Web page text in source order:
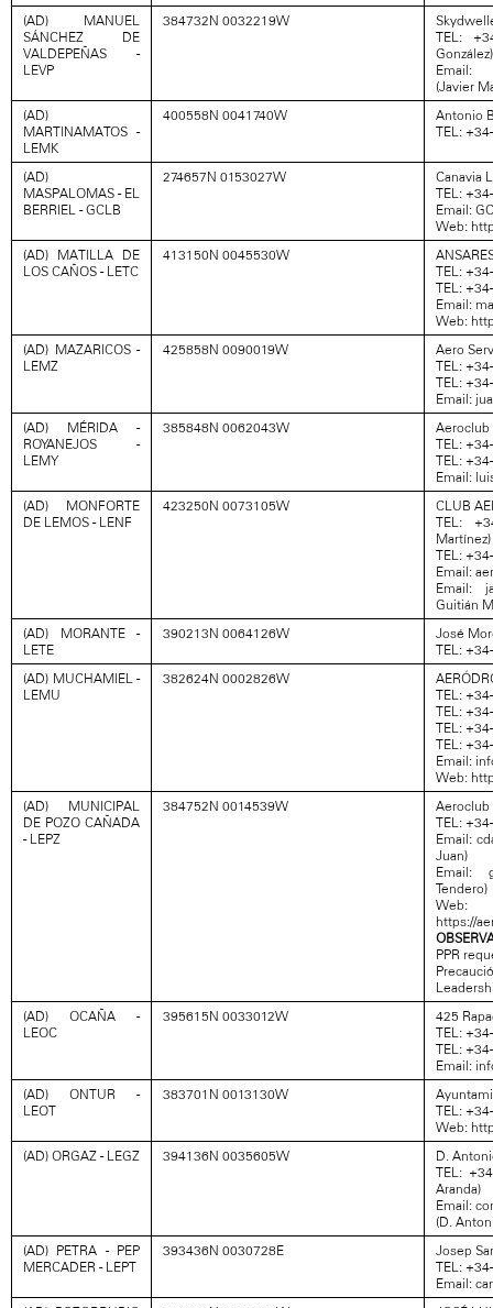
(AD) MANUEL
SÁNCHEZ DE
VALDEPEÑAS -
LEVP
384732N 0032219W
TEL:
González)
Email:
(Javier
(AD)
MARTINAMATOS -
LEMK
400558N 0041740W
Antonio
TEL:
(AD)
MASPALOMAS - EL
BERRIEL - GCLB
274657N 0153027W
Canavia
TEL:
Email:
Web:
(AD) MATILLA DE
LOS CAÑOS - LETC
413150N 0045530W
TEL:
TEL:
Email:
Web:
(AD) MAZARICOS -
LEMZ
425858N 0090019W
Aero
TEL:
TEL:
Email:
(AD) MÉRIDA -
ROYANEJOS -
LEMY
385848N 0062043W
Aeroclub
TEL:
TEL:
Email:
(AD) MONFORTE
DE LEMOS - LENF
423250N 0073105W
CLUB
TEL:
Martínez)
TEL:
Email:
Email:
Guitián
(AD) MORANTE -
LETE
390213N 0064126W
José
TEL:
(AD) MUCHAMIEL -
LEMU
382624N 0002826W
TEL:
TEL:
TEL:
TEL:
Email:
Web:
(AD) MUNICIPAL
DE POZO CAÑADA
- LEPZ
384752N 0014539W
Aeroclub
TEL:
Email:
Juan)
Email:
Tendero)
Web:
https://
PPR
(AD) OCAÑA -
LEOC
395615N 0033012W
425
TEL:
TEL:
Email:
(AD) ONTUR -
LEOT
383701N 0013130W
TEL:
Web:
(AD) ORGAZ - LEGZ
394136N 0035605W
D.
TEL:
Aranda)
Email:
(D.
(AD) PETRA - PEP
MERCADER - LEPT
393436N 0030728E
Josep
TEL:
Email: